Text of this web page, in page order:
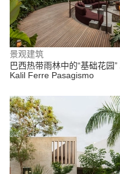
景观建筑
巴西热带雨林中的“基础花园”
Kalil Ferre Pasagismo